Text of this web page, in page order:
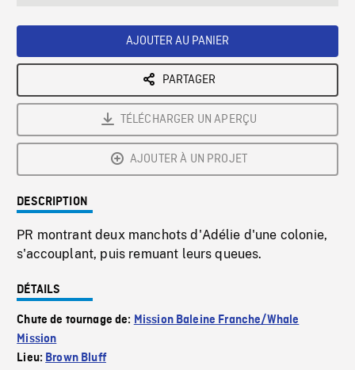
AJOUTER AU PANIER
PARTAGER
TÉLÉCHARGER UN APERÇU
AJOUTER À UN PROJET
DESCRIPTION
PR montrant deux manchots d'Adélie d'une colonie,
s'accouplant, puis remuant leurs queues.
DÉTAILS
Chute de tournage de: Mission Baleine Franche/Whale
Mission
Lieu: Brown Bluff